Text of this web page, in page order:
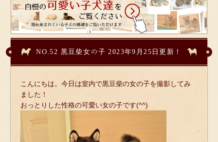
NO.52 黒豆柴女の子 2023年9月25日更新！
こんにちは。今日は室内で黒豆柴の女の子を撮影してみ
ました！
おっとりした性格の可愛い女の子です(^^)